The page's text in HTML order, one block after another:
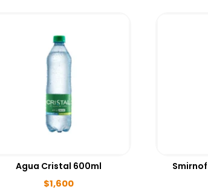
Agua Cristal 600ml
$1,600